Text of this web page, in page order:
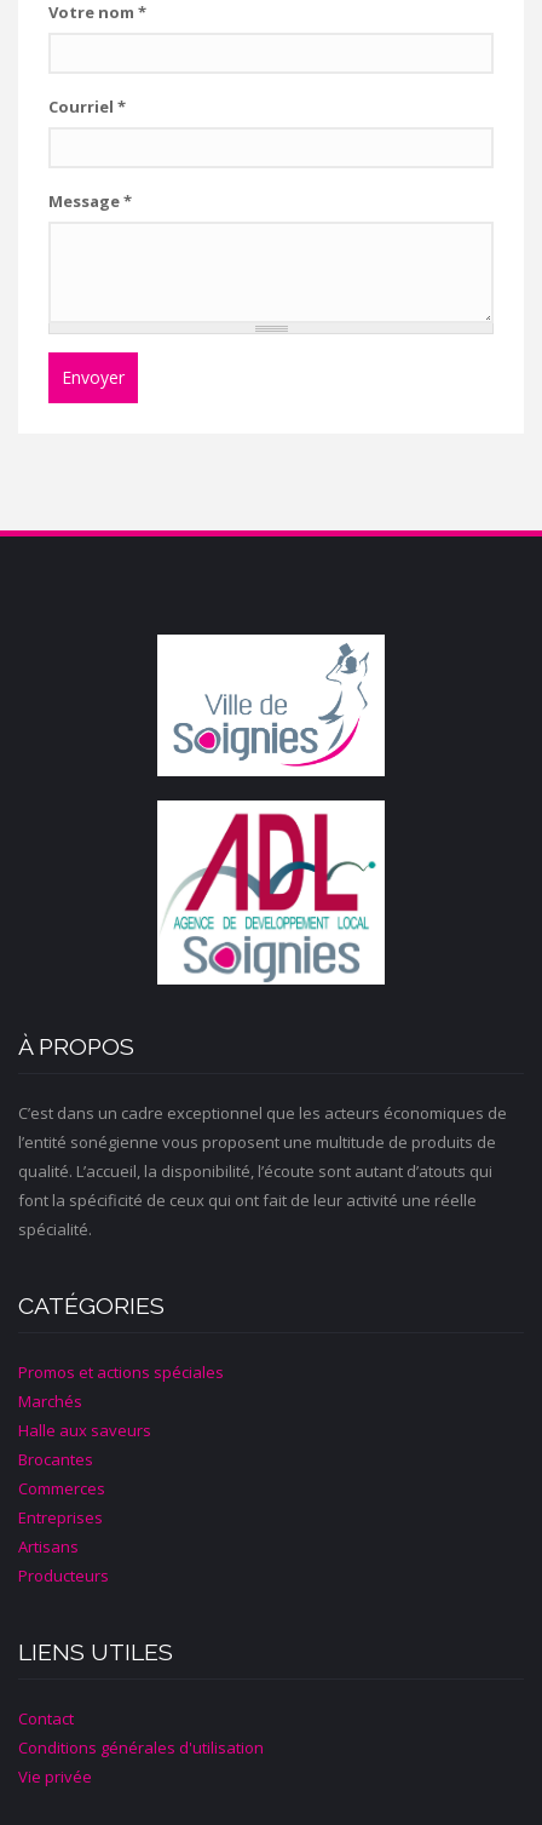
Votre nom *
Courriel *
Message*
Envoyer
À PROPOS
C’est dans un cadre exceptionnel que les acteurs économiques de
l’entité sonégienne vous proposent une multitude de produits de
qualité. L’accueil, la disponibilité, l’écoute sont autant d’atouts qui
font la spécificité de ceux qui ont fait de leur activité une réelle
spécialité.
CATÉGORIES
Promos et actions spéciales
Marchés
Halle aux saveurs
Brocantes
Commerces
Entreprises
Artisans
Producteurs
LIENS UTILES
Contact
Conditions générales d'utilisation
Vie privée